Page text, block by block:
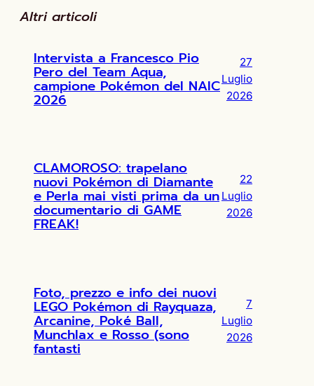
Altri articoli
Intervista a Francesco Pio
Pero del Team Aqua,
campione Pokémon del NAIC
2026
27
Luglio
2026
CLAMOROSO: trapelano
nuovi Pokémon di Diamante
e Perla mai visti prima da un
documentario di GAME
FREAK!
22
Luglio
2026
Foto, prezzo e info dei nuovi
LEGO Pokémon di Rayquaza,
Arcanine, Poké Ball,
Munchlax e Rosso (sono
fantasti
7
Luglio
2026